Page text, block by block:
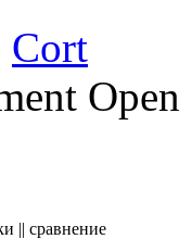
Cort
|| сравнение